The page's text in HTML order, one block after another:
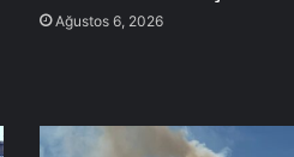
Ağustos 6, 2026